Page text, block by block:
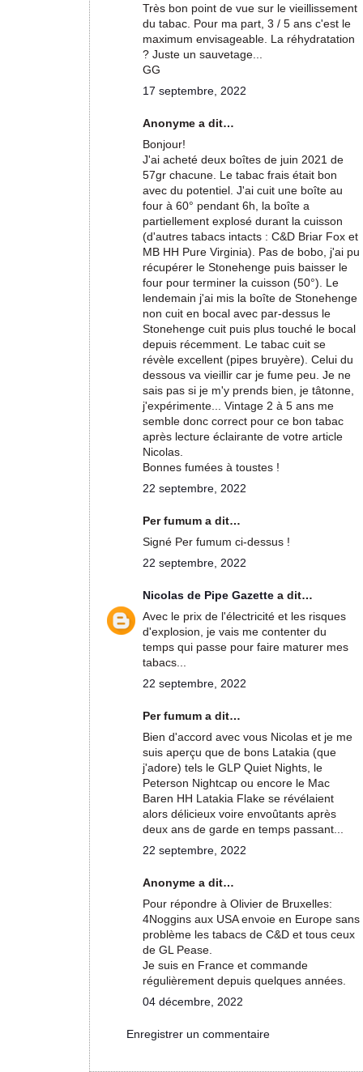
Très bon point de vue sur le vieillissement
du tabac. Pour ma part, 3 / 5 ans c'est le
maximum envisageable. La réhydratation
? Juste un sauvetage...
GG
17 septembre, 2022
Anonyme a dit…
Bonjour!
J'ai acheté deux boîtes de juin 2021 de
57gr chacune. Le tabac frais était bon
avec du potentiel. J'ai cuit une boîte au
four à 60° pendant 6h, la boîte a
partiellement explosé durant la cuisson
(d'autres tabacs intacts : C&D Briar Fox et
MB HH Pure Virginia). Pas de bobo, j'ai pu
récupérer le Stonehenge puis baisser le
four pour terminer la cuisson (50°). Le
lendemain j'ai mis la boîte de Stonehenge
non cuit en bocal avec par-dessus le
Stonehenge cuit puis plus touché le bocal
depuis récemment. Le tabac cuit se
révèle excellent (pipes bruyère). Celui du
dessous va vieillir car je fume peu. Je ne
sais pas si je m'y prends bien, je tâtonne,
j'expérimente... Vintage 2 à 5 ans me
semble donc correct pour ce bon tabac
après lecture éclairante de votre article
Nicolas.
Bonnes fumées à toustes !
22 septembre, 2022
Per fumum a dit…
Signé Per fumum ci-dessus !
22 septembre, 2022
Nicolas de Pipe Gazette a dit…
Avec le prix de l'électricité et les risques
d'explosion, je vais me contenter du
temps qui passe pour faire maturer mes
tabacs...
22 septembre, 2022
Per fumum a dit…
Bien d'accord avec vous Nicolas et je me
suis aperçu que de bons Latakia (que
j'adore) tels le GLP Quiet Nights, le
Peterson Nightcap ou encore le Mac
Baren HH Latakia Flake se révélaient
alors délicieux voire envoûtants après
deux ans de garde en temps passant...
22 septembre, 2022
Anonyme a dit…
Pour répondre à Olivier de Bruxelles:
4Noggins aux USA envoie en Europe sans
problème les tabacs de C&D et tous ceux
de GL Pease.
Je suis en France et commande
régulièrement depuis quelques années.
04 décembre, 2022
Enregistrer un commentaire